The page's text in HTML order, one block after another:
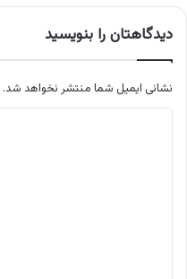
دیدگاهتان را بنویسید
نشانی ایمیل شما منتشر نخواهد شد.